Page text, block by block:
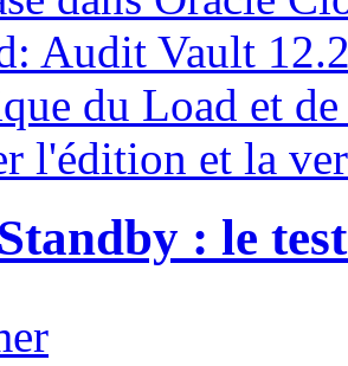
Audit Vault
du Load et
l'édition et la
: le